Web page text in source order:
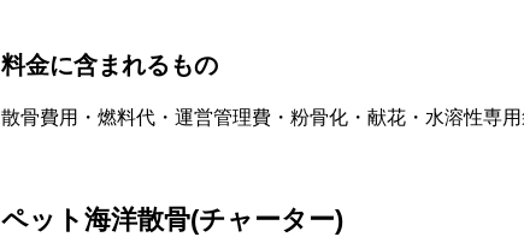
料金に含まれるもの
散骨費用・燃料代・運営管理費・粉骨化・献花・水溶性専
ペット海洋散骨(チャーター)